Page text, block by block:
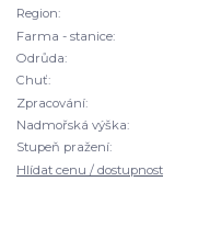
Region:
Farma - stanice:
Odrůda:
Chuť:
Zpracování:
Nadmořská výška:
Stupeň pražení:
Hlídat cenu / dostupnost